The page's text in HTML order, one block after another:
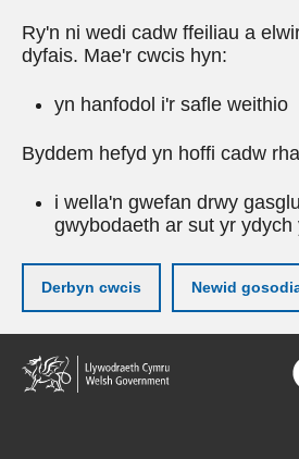
Ry'n ni wedi cadw ffeiliau a
dyfais. Mae'r cwcis hyn:
yn hanfodol i'r safle weithio
Byddem hefyd yn hoffi cadw
i wella'n gwefan drwy
gwybodaeth ar sut yr
Derbyn cwcis Newid
Neidio
i'r
prif